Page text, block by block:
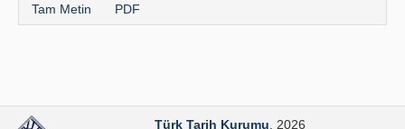
Tam Metin PDF
Türk Tarih Kurumu . 2026